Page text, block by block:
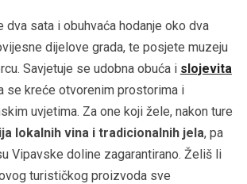
dva sata i obuhvaća hodanje oko dva
dijelove grada, te posjete muzeju
Savjetuje se udobna obuća i slojevita
se kreće otvorenim prostorima i
uvjetima. Za one koji žele, nakon ture
lokalnih vina i tradicionalnih jela, pa
Vipavske doline zagarantirano. Želiš li
turističkog proizvoda sve